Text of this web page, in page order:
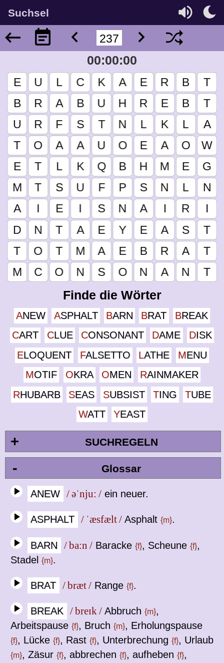
Suchsel
00:00:00
Finde die Wörter
ANEW ASPHALT BARN BRAT
BREAK
CART
CLUE CONSONANT DAME
DISK
ELOQUENT
FALSETTO LATHE
MENU
MOTIF
OKRA OMEN
RAINMAKER
RHUBARB
SEAS SUBSIST TING
TUBE
WATT
YEAST
+ SUCHREGELN
- Glossar
ANEW / əˈnju: / ein neuer.
ASPHALT / ˈæsfælt / Asphalt {m}.
BARN / ba:n / Baracke {f}, Scheune {f},
Stadel {m}.
BRAT / bræt / Range {f}.
BREAK / breɪk / Abbruch {m},
Arbeitspause {f}, Bruch {m}, Erholungspause
{f}, Lücke {f}, Rast {f}, Unterbrechung {f}, Urlaub
{m}, Zäsur {f}, abbrechen {f}, aufheben {f},